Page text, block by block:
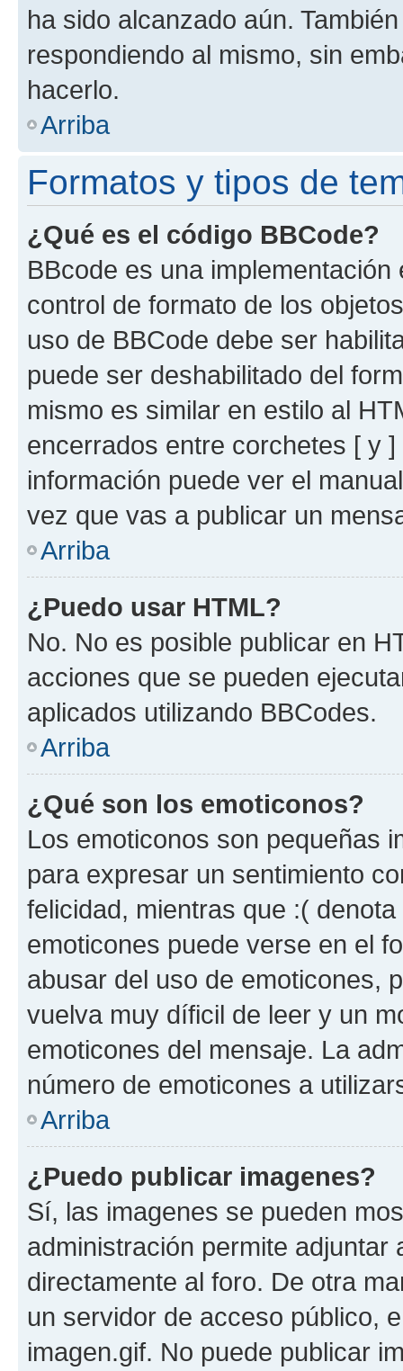
ha sido alcanzado aún.
respondiendo al mismo, sin
hacerlo.
Arriba
Formatos y tipos de
¿Qué es el código BBCode?
BBcode es una
control de formato de los
uso de BBCode debe ser
puede ser deshabilitado del
mismo es similar en estilo al
encerrados entre corchetes [ y
información puede ver el
vez que vas a publicar un
Arriba
¿Puedo usar HTML?
No. No es posible publicar en
acciones que se pueden
aplicados utilizando BBCodes.
Arriba
¿Qué son los emoticonos?
Los emoticonos son pequeñas
para expresar un sentimiento
felicidad, mientras que :(
emoticones puede verse en el
abusar del uso de emoticones,
vuelva muy díficil de leer y un
emoticones del mensaje. La
número de emoticones a
Arriba
¿Puedo publicar imagenes?
Sí, las imagenes se pueden
administración permite
directamente al foro. De otra
un servidor de acceso público,
imagen.gif. No puede publicar